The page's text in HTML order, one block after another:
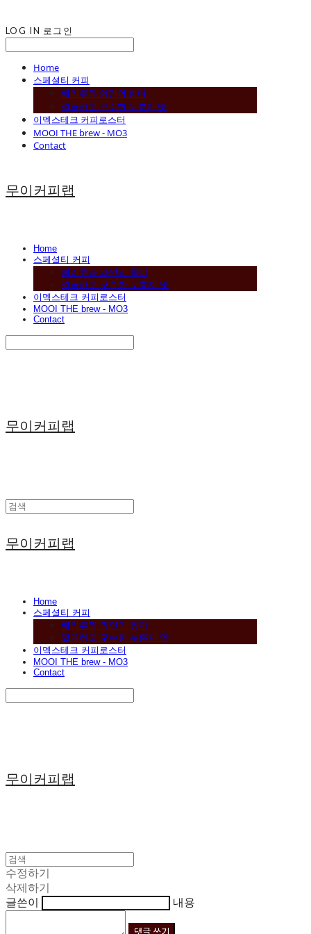
LOG IN 로그인
Home
스페셜티 커피
베리류와 와인의 향미
깔끔하고 구수한 누룽지 맛
이멕스테크 커피로스터
MOOI THE brew - MO3
Contact
무이커피랩
Home
스페셜티 커피
베리류와 와인의 향미
깔끔하고 구수한 누룽지 맛
이멕스테크 커피로스터
MOOI THE brew - MO3
Contact
무이커피랩
무이커피랩
Home
스페셜티 커피
베리류와 와인의 향미
깔끔하고 구수한 누룽지 맛
이멕스테크 커피로스터
MOOI THE brew - MO3
Contact
무이커피랩
수정하기
삭제하기
글쓴이
내용